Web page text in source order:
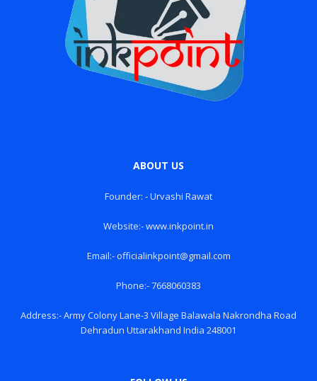
ABOUT US
Founder: - Urvashi Rawat
Website:- www.inkpoint.in
Email:- officialinkpoint@gmail.com
Phone:- 7668060383
Address:- Army Colony Lane-3 Village Balawala Nakrondha Road
Dehradun Uttarakhand India 248001